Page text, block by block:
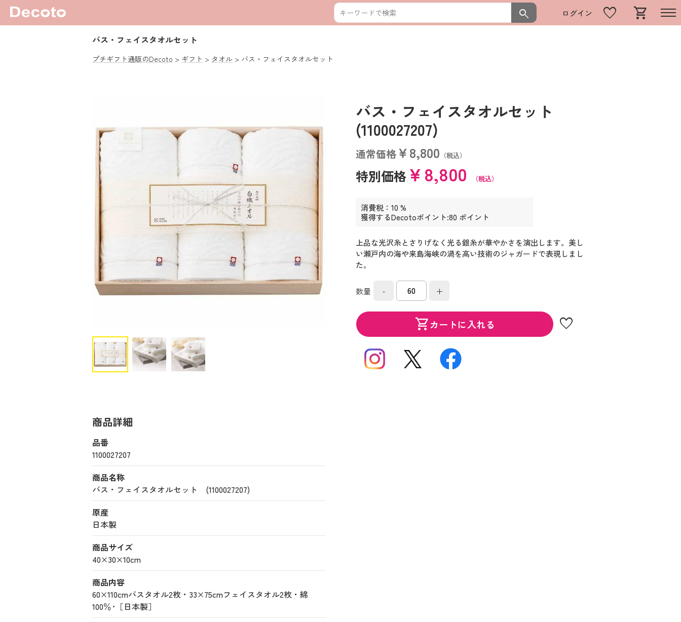
search ログイン favorite shopping_cart
バス・フェイスタオルセット
プチギフト通販のDecoto ギフト タオル バス・フェイスタオルセット
バス・フェイスタオルセット
(1100027207)
通常価格￥8,800 （税込）
特別価格￥8,800 （税込）
消費税：10 %
獲得するDecotoポイント:80 ポイント
上品な光沢糸とさりげなく光る銀糸が華やかさを演出します。美し
い瀬戸内の海や来島海峡の渦を高い技術のジャガードで表現しまし
た。
数量 - +
shopping_cartカートに入れる favorite
商品詳細
品番
1100027207
商品名称
バス・フェイスタオルセット (1100027207)
原産
日本製
商品サイズ
40×30×10cm
商品内容
60×110cmバスタオル2枚・33×75cmフェイスタオル2枚・綿
100％･［日本製］